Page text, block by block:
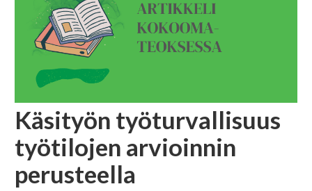
Käsityön työturvallisuus
työtilojen arvioinnin
perusteella